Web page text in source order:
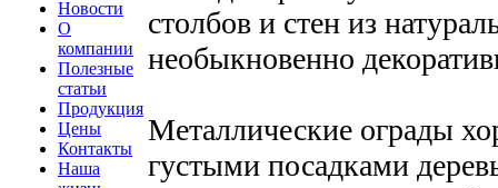
Новости
О
компании
Полезные
статьи
Продукция
Цены
Контакты
Наша
столбов и стен из
необыкновенно
Металлические ограды
густыми посадками